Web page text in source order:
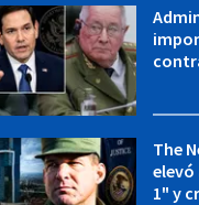
The
elevó
1" y creó una fuerza